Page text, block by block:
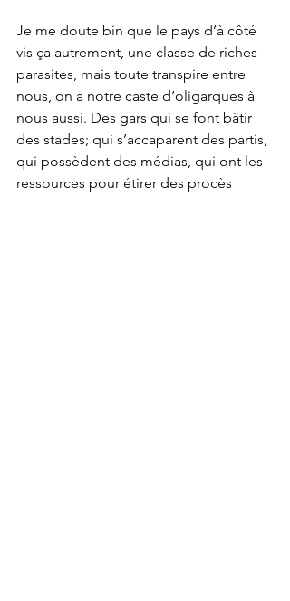
Je me doute bin que le pays d’à côté
vis ça autrement, une classe de riches
parasites, mais toute transpire entre
nous, on a notre caste d’oligarques à
nous aussi. Des gars qui se font bâtir
des stades; qui s’accaparent des partis,
qui possèdent des médias, qui ont les
ressources pour étirer des procès